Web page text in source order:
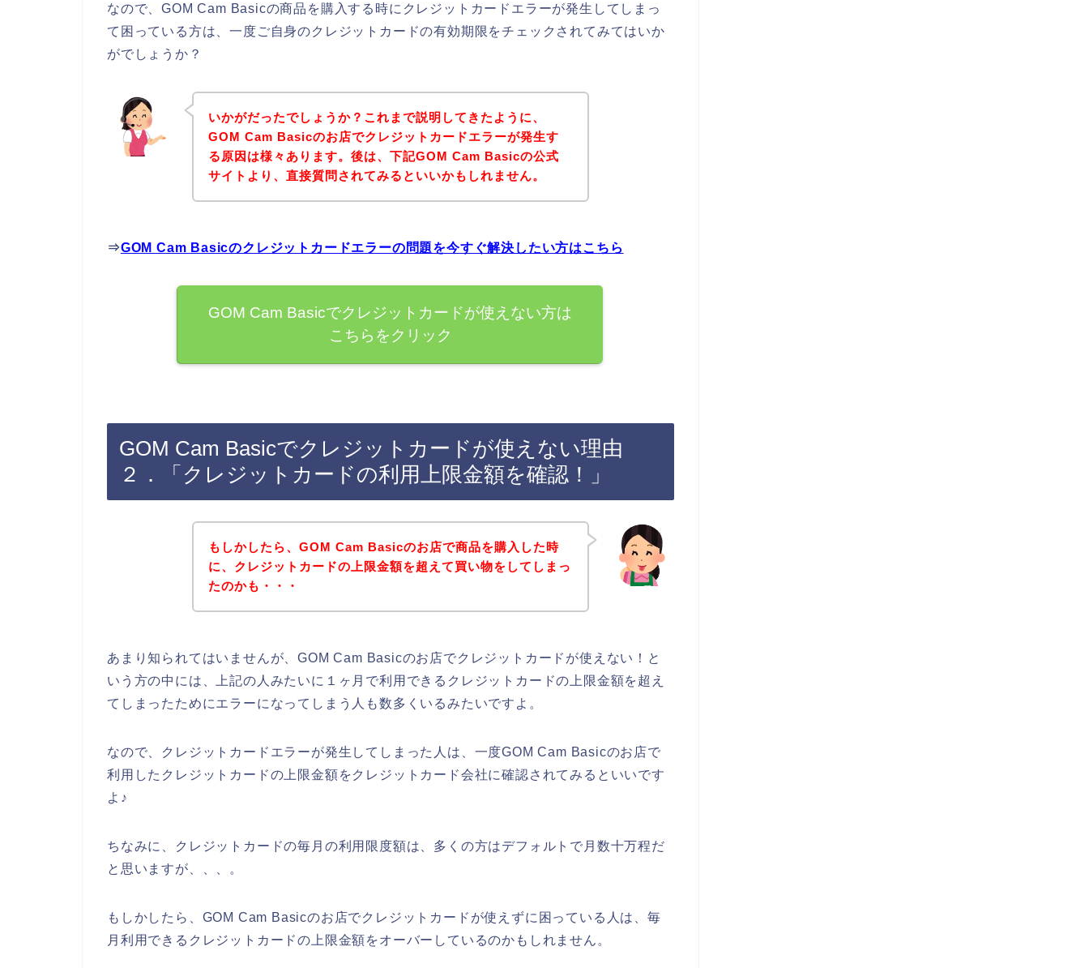
なので、GOM Cam Basicの商品を購入する時にクレジットカードエラーが発生してしまっ
て困っている方は、一度ご自身のクレジットカードの有効期限をチェックされてみてはいか
がでしょうか？
いかがだったでしょうか？これまで説明してきたように、
GOM Cam Basicのお店でクレジットカードエラーが発生す
る原因は様々あります。後は、下記GOM Cam Basicの公式
サイトより、直接質問されてみるといいかもしれません。
⇒GOM Cam Basicのクレジットカードエラーの問題を今すぐ解決したい方はこちら
GOM Cam Basicでクレジットカードが使えない方は
こちらをクリック
GOM Cam Basicでクレジットカードが使えない理由
２．「クレジットカードの利用上限金額を確認！」
もしかしたら、GOM Cam Basicのお店で商品を購入した時
に、クレジットカードの上限金額を超えて買い物をしてしまっ
たのかも・・・
あまり知られてはいませんが、GOM Cam Basicのお店でクレジットカードが使えない！と
いう方の中には、上記の人みたいに１ヶ月で利用できるクレジットカードの上限金額を超え
てしまったためにエラーになってしまう人も数多くいるみたいですよ。
なので、クレジットカードエラーが発生してしまった人は、一度GOM Cam Basicのお店で
利用したクレジットカードの上限金額をクレジットカード会社に確認されてみるといいです
よ♪
ちなみに、クレジットカードの毎月の利用限度額は、多くの方はデフォルトで月数十万程だ
と思いますが、、、。
もしかしたら、GOM Cam Basicのお店でクレジットカードが使えずに困っている人は、毎
月利用できるクレジットカードの上限金額をオーバーしているのかもしれません。